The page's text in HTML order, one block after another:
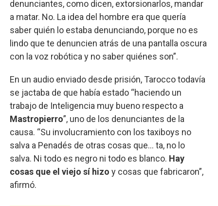
denunciantes, como dicen, extorsionarlos, mandar
a matar. No. La idea del hombre era que quería
saber quién lo estaba denunciando, porque no es
lindo que te denuncien atrás de una pantalla oscura
con la voz robótica y no saber quiénes son”.
En un audio enviado desde prisión, Tarocco todavía
se jactaba de que había estado “haciendo un
trabajo de Inteligencia muy bueno respecto a
Mastropierro”, uno de los denunciantes de la
causa. “Su involucramiento con los taxiboys no
salva a Penadés de otras cosas que… ta, no lo
salva. Ni todo es negro ni todo es blanco. Hay
cosas que el viejo sí hizo y cosas que fabricaron”,
afirmó.